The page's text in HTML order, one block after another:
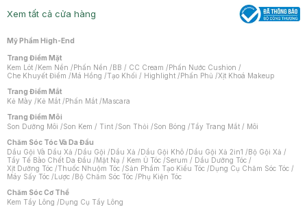
Xem tất cả cửa hàng
Mỹ Phẩm High-End
Trang Điểm Mặt
Kem Lót /Kem Nền /Phấn Nền /BB / CC Cream /Phấn Nước Cushion /
Che Khuyết Điểm /Má Hồng /Tạo Khối / Highlight /Phấn Phủ /Xịt Khoá Makeup
Trang Điểm Mắt
Kẻ Mày /Kẻ Mắt /Phấn Mắt /Mascara
Trang Điểm Môi
Son Dưỡng Môi /Son Kem / Tint /Son Thỏi /Son Bóng /Tẩy Trang Mắt / Môi
Chăm Sóc Tóc Và Da Đầu
Dầu Gội Và Dầu Xả /Dầu Gội /Dầu Xả /Dầu Gội Khô /Dầu Gội Xả 2in1 /Bộ Gội Xả /
Tẩy Tế Bào Chết Da Đầu /Mặt Nạ / Kem Ủ Tóc /Serum / Dầu Dưỡng Tóc /
Xịt Dưỡng Tóc /Thuốc Nhuộm Tóc /Sản Phẩm Tạo Kiểu Tóc /Dụng Cụ Chăm Sóc Tóc /
Máy Sấy Tóc /Lược /Bộ Chăm Sóc Tóc /Phụ Kiện Tóc
Chăm Sóc Cơ Thể
Kem Tẩy Lông /Dụng Cụ Tẩy Lông